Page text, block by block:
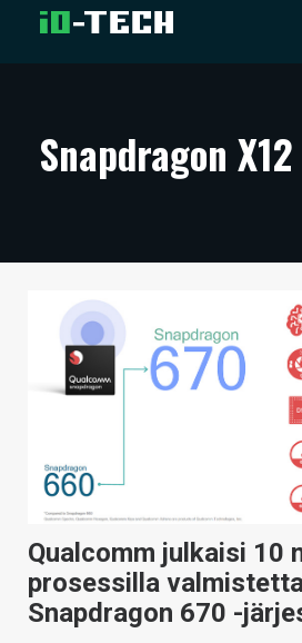
ARTIKKELIT
TECHBBS
TIETOA
HINTA.FI
HAKU
Snapdragon X12
Qualcomm julkaisi 10
prosessilla
Snapdragon 670 -